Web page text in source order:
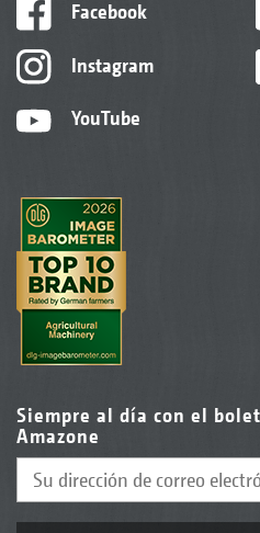
Facebook
Instagram
YouTube
Siempre al día con el
Amazone